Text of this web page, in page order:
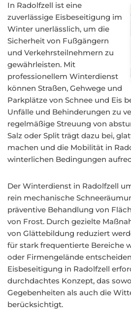
In Radolfzell ist eine
zuverlässige Eisbeseitigung im
Winter unerlässlich, um die
Sicherheit von Fußgängern
und Verkehrsteilnehmern zu
gewährleisten. Mit
professionellem Winterdienst
können Straßen, Gehwege und
Parkplätze von Schnee und Eis
Unfälle und Behinderungen zu
regelmäßige Streuung von
Salz oder Split trägt dazu bei,
machen und die Mobilität in
winterlichen Bedingungen
Der Winterdienst in Radolfzell
rein mechanische
präventive Behandlung von
von Frost. Durch gezielte
von Glättebildung reduziert
für stark frequentierte Bereiche
oder Firmengelände
Eisbeseitigung in Radolfzell
durchdachtes Konzept, das
Gegebenheiten als auch die
berücksichtigt.